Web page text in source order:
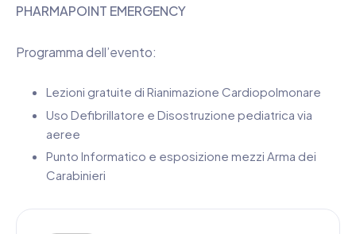
PHARMAPOINT EMERGENCY
Programma dell’evento:
Lezioni gratuite di Rianimazione Cardiopolmonare
Uso Defibrillatore e Disostruzione pediatrica via
aeree
Punto Informatico e esposizione mezzi Arma dei
Carabinieri